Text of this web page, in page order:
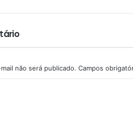
não será publicado. Campos